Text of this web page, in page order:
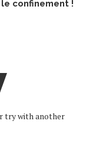
confinement !
try with another